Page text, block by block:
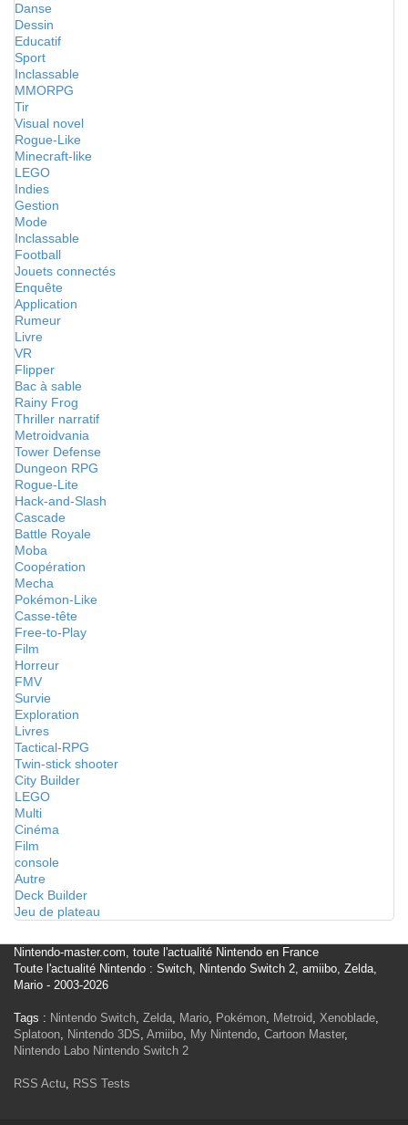
Danse
Dessin
Educatif
Sport
Inclassable
MMORPG
Tir
Visual novel
Rogue-Like
Minecraft-like
LEGO
Indies
Gestion
Mode
Inclassable
Football
Jouets connectés
Enquête
Application
Rumeur
Livre
VR
Flipper
Bac à sable
Rainy Frog
Thriller narratif
Metroidvania
Tower Defense
Dungeon RPG
Rogue-Lite
Hack-and-Slash
Cascade
Battle Royale
Moba
Coopération
Mecha
Pokémon-Like
Casse-tête
Free-to-Play
Film
Horreur
FMV
Survie
Exploration
Livres
Tactical-RPG
Twin-stick shooter
City Builder
LEGO
Multi
Cinéma
Film
console
Autre
Deck Builder
Jeu de plateau
Nintendo-master.com, toute l'actualité Nintendo en France
Toute l'actualité Nintendo : Switch, Nintendo Switch 2, amiibo, Zelda,
Mario - 2003-2026
Tags : Nintendo Switch, Zelda, Mario, Pokémon, Metroid, Xenoblade,
Splatoon, Nintendo 3DS, Amiibo, My Nintendo, Cartoon Master,
Nintendo Labo Nintendo Switch 2
RSS Actu, RSS Tests